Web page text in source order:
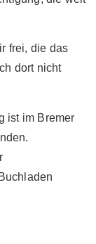
frei, die das
dort nicht
ist im Bremer